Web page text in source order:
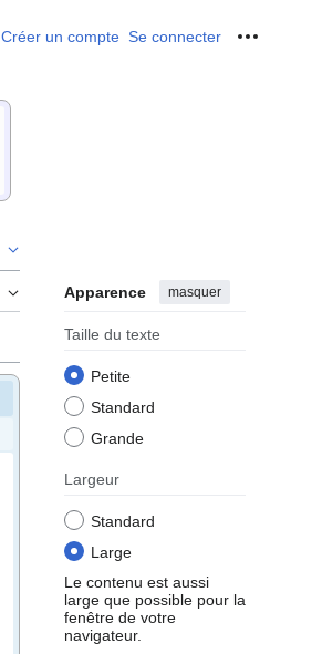
Créer un compte Se connecter Outils
Apparence masquer
Taille du texte
Petite
Standard
Grande
Largeur
Standard
Large
Le contenu est aussi
large que possible pour la
fenêtre de votre
navigateur.